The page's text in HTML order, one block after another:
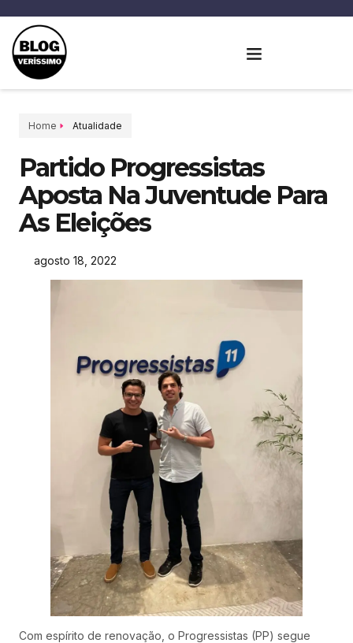
Home Atualidade
Partido Progressistas
Aposta Na Juventude Para
As Eleições
agosto 18, 2022
Com espírito de renovação, o Progressistas (PP) segue